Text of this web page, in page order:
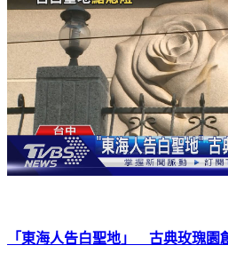
「東海人告白聖地」 古典玫瑰園